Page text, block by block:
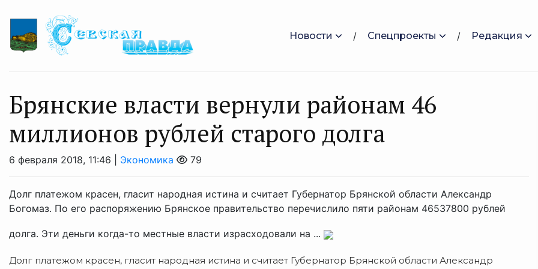
Новости Спецпроекты Редакция
Брянские власти вернули районам 46
миллионов рублей старого долга
6 февраля 2018, 11:46 | Экономика 79
Долг платежом красен, гласит народная истина и считает Губернатор Брянской области Александр
Богомаз. По его распоряжению Брянское правительство перечислило пяти районам 46537800 рублей
долга. Эти деньги когда-то местные власти израсходовали на ...
Долг платежом красен, гласит народная истина и считает Губернатор Брянской области Александр